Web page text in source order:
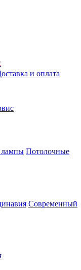
и оплата
лампы Потолочные
Современный